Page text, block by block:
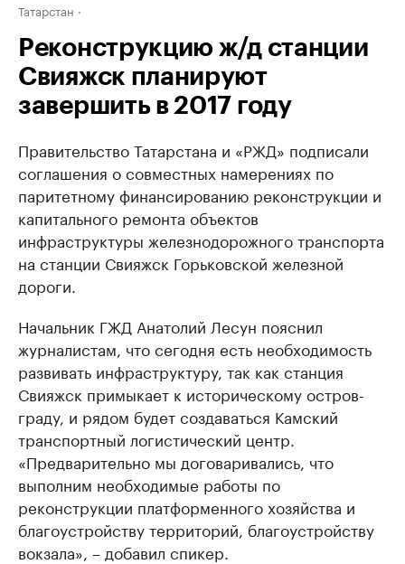
Татарстан
Реконструкцию ж/д станции
Свияжск планируют
завершить в 2017 году
Правительство Татарстана и «РЖД» подписали
соглашения о совместных намерениях по
паритетному финансированию реконструкции и
капитального ремонта объектов
инфраструктуры железнодорожного транспорта
на станции Свияжск Горьковской железной
дороги.
Начальник ГЖД Анатолий Лесун пояснил
журналистам, что сегодня есть необходимость
развивать инфраструктуру, так как станция
Свияжск примыкает к историческому остров-
граду, и рядом будет создаваться Камский
транспортный логистический центр.
«Предварительно мы договаривались, что
выполним необходимые работы по
реконструкции платформенного хозяйства и
благоустройству территорий, благоустройству
вокзала», – добавил спикер.